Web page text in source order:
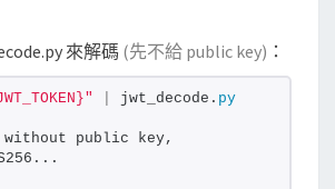
來解碼 (先不給 public key) ：
jwt_decode. py
without public key,